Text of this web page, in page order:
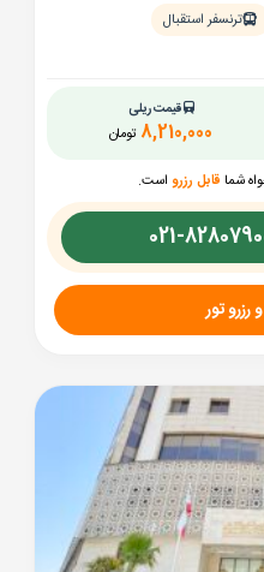
ترنسفر استقبال
قیمت ریلی
تومان 8,210,000
شما قابل رزرو است.
021-
تور